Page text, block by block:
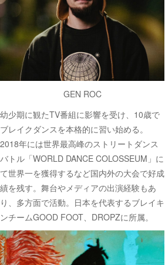
GEN ROC
幼少期に観たTV番組に影響を受け、10歳で
ブレイクダンスを本格的に習い始める。
2018年には世界最高峰のストリートダンス
バトル「WORLD DANCE COLOSSEUM」に
て世界一を獲得するなど国内外の大会で好成
績を残す。舞台やメディアの出演経験もあ
り、多方面で活動。日本を代表するブレイキ
ンチームGOOD FOOT、DROPZに所属。